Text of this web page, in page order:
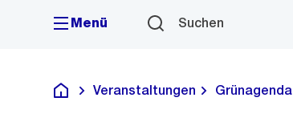
Menü Suchen
Deutsch
Veranstaltungen Grünagenda